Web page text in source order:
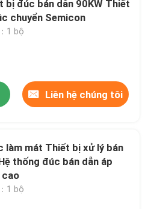
bị đúc bán dẫn 90KW Thiết
chuyển Semicon
1 bộ
Liên hệ chúng tôi
làm mát Thiết bị xử lý bán
thống đúc bán dẫn áp
cao
1 bộ